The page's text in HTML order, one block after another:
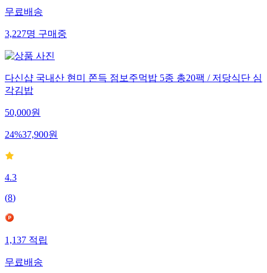
무료배송
3,227명 구매중
다신샵 국내산 현미 쫀득 점보주먹밥 5종 총20팩 / 저당식단 심
각김밥
50,000원
24%37,900원
4.3
(8)
1,137 적립
무료배송